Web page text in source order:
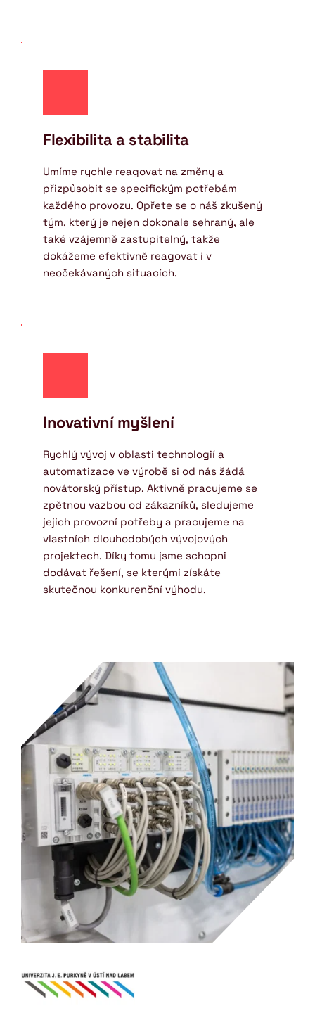
Flexibilita a stabilita
Umíme rychle reagovat na změny a
přizpůsobit se specifickým potřebám
každého provozu. Opřete se o náš zkušený
tým, který je nejen dokonale sehraný, ale
také vzájemně zastupitelný, takže
dokážeme efektivně reagovat i v
neočekávaných situacích.
Inovativní myšlení
Rychlý vývoj v oblasti technologií a
automatizace ve výrobě si od nás žádá
novátorský přístup. Aktivně pracujeme se
zpětnou vazbou od zákazníků, sledujeme
jejich provozní potřeby a pracujeme na
vlastních dlouhodobých vývojových
projektech. Díky tomu jsme schopni
dodávat řešení, se kterými získáte
skutečnou konkurenční výhodu.